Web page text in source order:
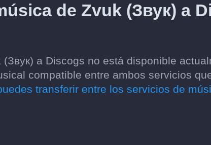
de Zvuk (Звук) a
a Discogs no está disponible
compatible entre ambos servicios
transferir entre los servicios de